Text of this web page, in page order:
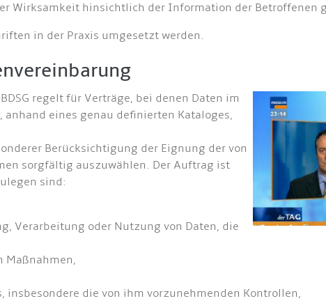
Wirksamkeit hinsichtlich der Information der Betroffenen
in der Praxis umgesetzt werden.
regelt für Verträge, bei denen Daten im
eines genau definierten Kataloges,
Berücksichtigung der Eignung der von
sorgfältig auszuwählen. Der Auftrag ist
sind:
Verarbeitung oder Nutzung von Daten, die
Maßnahmen,
die von ihm vorzunehmenden Kontrollen,